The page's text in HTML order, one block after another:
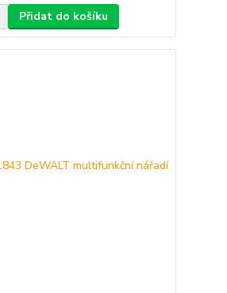
Přidat do košíku